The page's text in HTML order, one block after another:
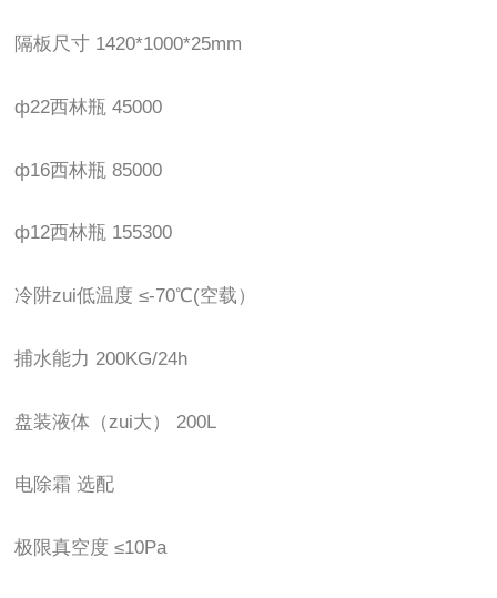
隔板尺寸 1420*1000*25mm
ф22西林瓶 45000
ф16西林瓶 85000
ф12西林瓶 155300
冷阱zui低温度 ≤-70℃(空载）
捕水能力 200KG/24h
盘装液体（zui大） 200L
电除霜 选配
极限真空度 ≤10Pa